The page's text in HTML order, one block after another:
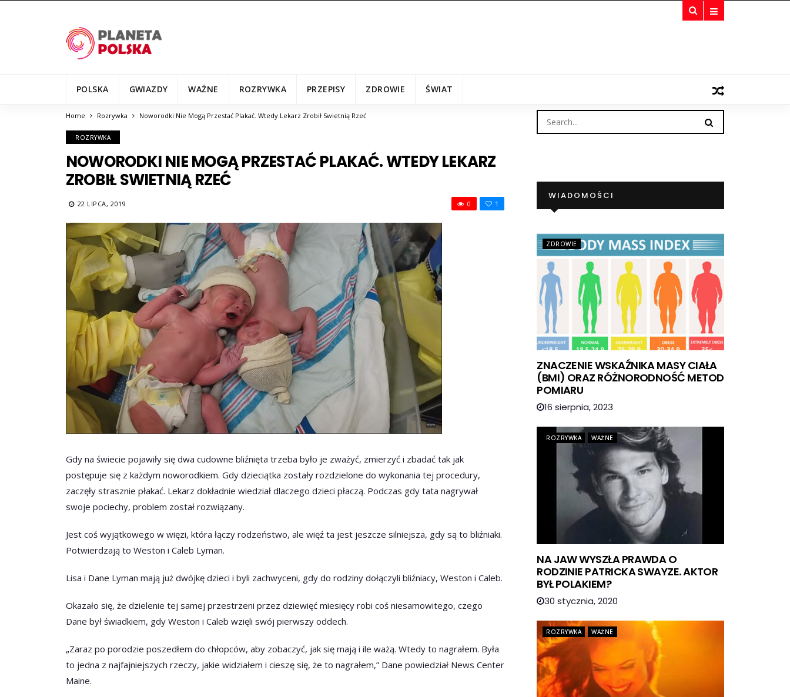
POLSKA GWIAZDY WAŻNE ROZRYWKA PRZEPISY ZDROWIE ŚWIAT
Home Rozrywka Noworodki Nie Mogą Przestać Plakać. Wtedy Lekarz Zrobił Swietnią Rzeć
ROZRYWKA
NOWORODKI NIE MOGĄ PRZESTAĆ PLAKAĆ. WTEDY LEKARZ
ZROBIŁ SWIETNIĄ RZEĆ
22 LIPCA, 2019 1
0
Gdy na świecie pojawiły się dwa cudowne bliźnięta trzeba było je zważyć, zmierzyć i zbadać tak jak
postępuje się z każdym noworodkiem. Gdy dzieciątka zostały rozdzielone do wykonania tej procedury,
zaczęły strasznie płakać. Lekarz dokładnie wiedział dlaczego dzieci płaczą. Podczas gdy tata nagrywał
swoje pociechy, problem został rozwiązany.
Jest coś wyjątkowego w więzi, która łączy rodzeństwo, ale więź ta jest jeszcze silniejsza, gdy są to bliźniaki.
Potwierdzają to Weston i Caleb Lyman.
Lisa i Dane Lyman mają już dwójkę dzieci i byli zachwyceni, gdy do rodziny dołączyli bliźniacy, Weston i Caleb.
Okazało się, że dzielenie tej samej przestrzeni przez dziewięć miesięcy robi coś niesamowitego, czego
Dane był świadkiem, gdy Weston i Caleb wzięli swój pierwszy oddech.
„Zaraz po porodzie poszedłem do chłopców, aby zobaczyć, jak się mają i ile ważą. Wtedy to nagrałem. Była
to jedna z najfajniejszych rzeczy, jakie widziałem i cieszę się, że to nagrałem,” Dane powiedział News Center
Maine.
WIADOMOŚCI
ZDROWIE
ZNACZENIE WSKAŹNIKA MASY CIAŁA
(BMI) ORAZ RÓŻNORODNOŚĆ METOD
POMIARU
16 sierpnia, 2023
ROZRYWKA WAŻNE
NA JAW WYSZŁA PRAWDA O
RODZINIE PATRICKA SWAYZE. AKTOR
BYŁ POLAKIEM?
30 stycznia, 2020
ROZRYWKA WAŻNE